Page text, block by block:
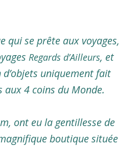
qui se prête aux voyages,
Regards d’Ailleurs, et
d’objets uniquement fait
aux 4 coins du Monde.
ont eu la gentillesse de
boutique située